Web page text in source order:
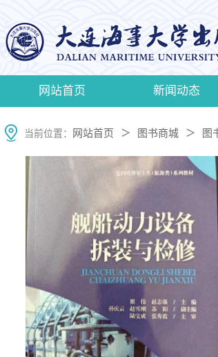
网站首页 新闻动态
当前位置： 网站首页 ＞ 图书商城 ＞ 图